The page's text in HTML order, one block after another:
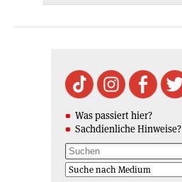
Was passiert hier?
Sachdienliche Hinweise?